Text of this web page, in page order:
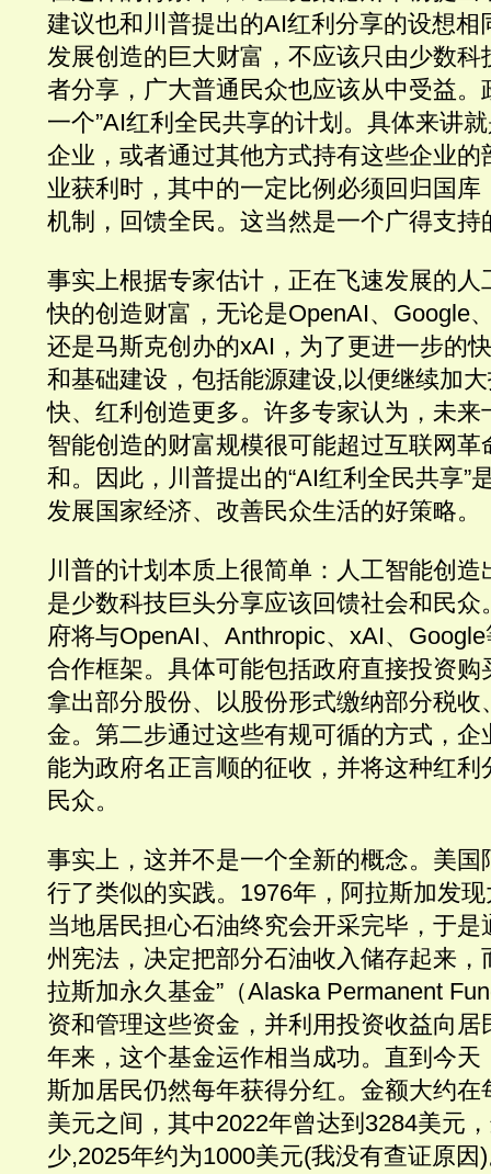
建议也和川普提出的AI红利分享的设想相
发展创造的巨大财富，不应该只由少数科
者分享，广大普通民众也应该从中受益。
一个”AI红利全民共享的计划。具体来讲
企业，或者通过其他方式持有这些企业的
业获利时，其中的一定比例必须回归国库
机制，回馈全民。这当然是一个广得支持
事实上根据专家估计，正在飞速发展的人
快的创造财富，无论是OpenAI、Google
还是马斯克创办的xAI，为了更进一步的
和基础建设，包括能源建设,以便继续加
快、红利创造更多。许多专家认为，未来
智能创造的财富规模很可能超过互联网革
和。因此，川普提出的“AI红利全民共享”
发展国家经济、改善民众生活的好策略。
川普的计划本质上很简单：人工智能创
是少数科技巨头分享应该回馈社会和民众
府将与OpenAI、Anthropic、xAI、
合作框架。具体可能包括政府直接投资购
拿出部分股份、以股份形式缴纳部分税收
金。第二步通过这些有规可循的方式，企
能为政府名正言顺的征收，并将这种红利
民众。
事实上，这并不是一个全新的概念。美国
行了类似的实践。1976年，阿拉斯加发
当地居民担心石油终究会开采完毕，于是
州宪法，决定把部分石油收入储存起来，
拉斯加永久基金”（Alaska Permanent
资和管理这些资金，并利用投资收益向居
年来，这个基金运作相当成功。直到今天
斯加居民仍然每年获得分红。金额大约在
美元之间，其中2022年曾达到3284美元
少,2025年约为1000美元(我没有查证原因